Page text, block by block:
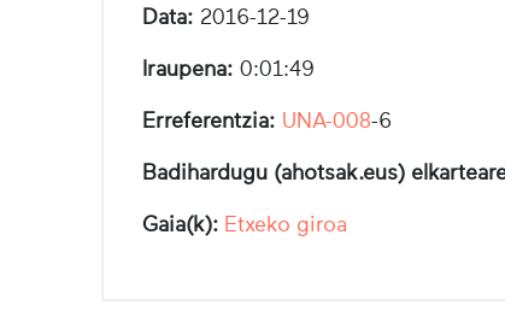
Data: 2016-12-19
Iraupena: 0:01:49
Erreferentzia: UNA-008-6
Badihardugu (ahotsak.eus)
Gaia(k): Etxeko giroa